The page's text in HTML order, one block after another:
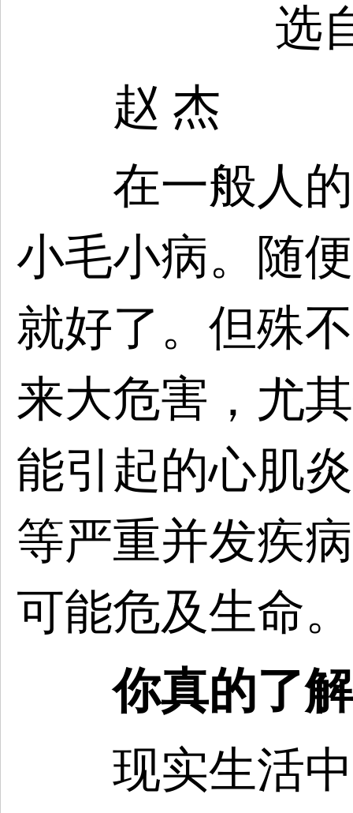
选
赵 杰
在一般人的
小毛小病。随
就好了。但殊
来大危害，尤
能引起的心肌
等严重并发疾
可能危及生命。
你真的了
现实生活中